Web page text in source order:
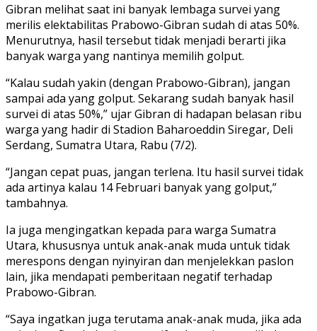
Gibran melihat saat ini banyak lembaga survei yang
merilis elektabilitas Prabowo-Gibran sudah di atas 50%.
Menurutnya, hasil tersebut tidak menjadi berarti jika
banyak warga yang nantinya memilih golput.
“Kalau sudah yakin (dengan Prabowo-Gibran), jangan
sampai ada yang golput. Sekarang sudah banyak hasil
survei di atas 50%,” ujar Gibran di hadapan belasan ribu
warga yang hadir di Stadion Baharoeddin Siregar, Deli
Serdang, Sumatra Utara, Rabu (7/2).
“Jangan cepat puas, jangan terlena. Itu hasil survei tidak
ada artinya kalau 14 Februari banyak yang golput,”
tambahnya.
Ia juga mengingatkan kepada para warga Sumatra
Utara, khususnya untuk anak-anak muda untuk tidak
merespons dengan nyinyiran dan menjelekkan paslon
lain, jika mendapati pemberitaan negatif terhadap
Prabowo-Gibran.
“Saya ingatkan juga terutama anak-anak muda, jika ada